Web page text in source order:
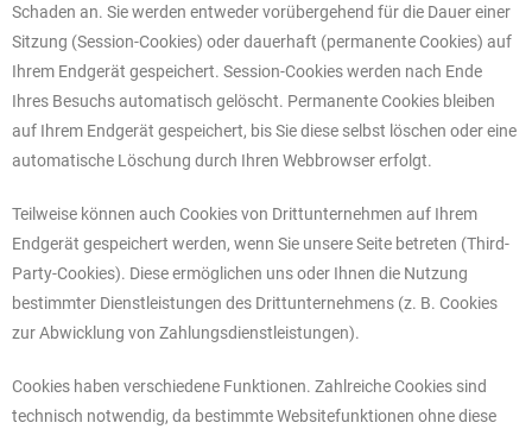
Schaden an. Sie werden entweder vorübergehend für die Dauer einer
Sitzung (Session-Cookies) oder dauerhaft (permanente Cookies) auf
Ihrem Endgerät gespeichert. Session-Cookies werden nach Ende
Ihres Besuchs automatisch gelöscht. Permanente Cookies bleiben
auf Ihrem Endgerät gespeichert, bis Sie diese selbst löschen oder eine
automatische Löschung durch Ihren Webbrowser erfolgt.
Teilweise können auch Cookies von Drittunternehmen auf Ihrem
Endgerät gespeichert werden, wenn Sie unsere Seite betreten (Third-
Party-Cookies). Diese ermöglichen uns oder Ihnen die Nutzung
bestimmter Dienstleistungen des Drittunternehmens (z. B. Cookies
zur Abwicklung von Zahlungsdienstleistungen).
Cookies haben verschiedene Funktionen. Zahlreiche Cookies sind
technisch notwendig, da bestimmte Websitefunktionen ohne diese